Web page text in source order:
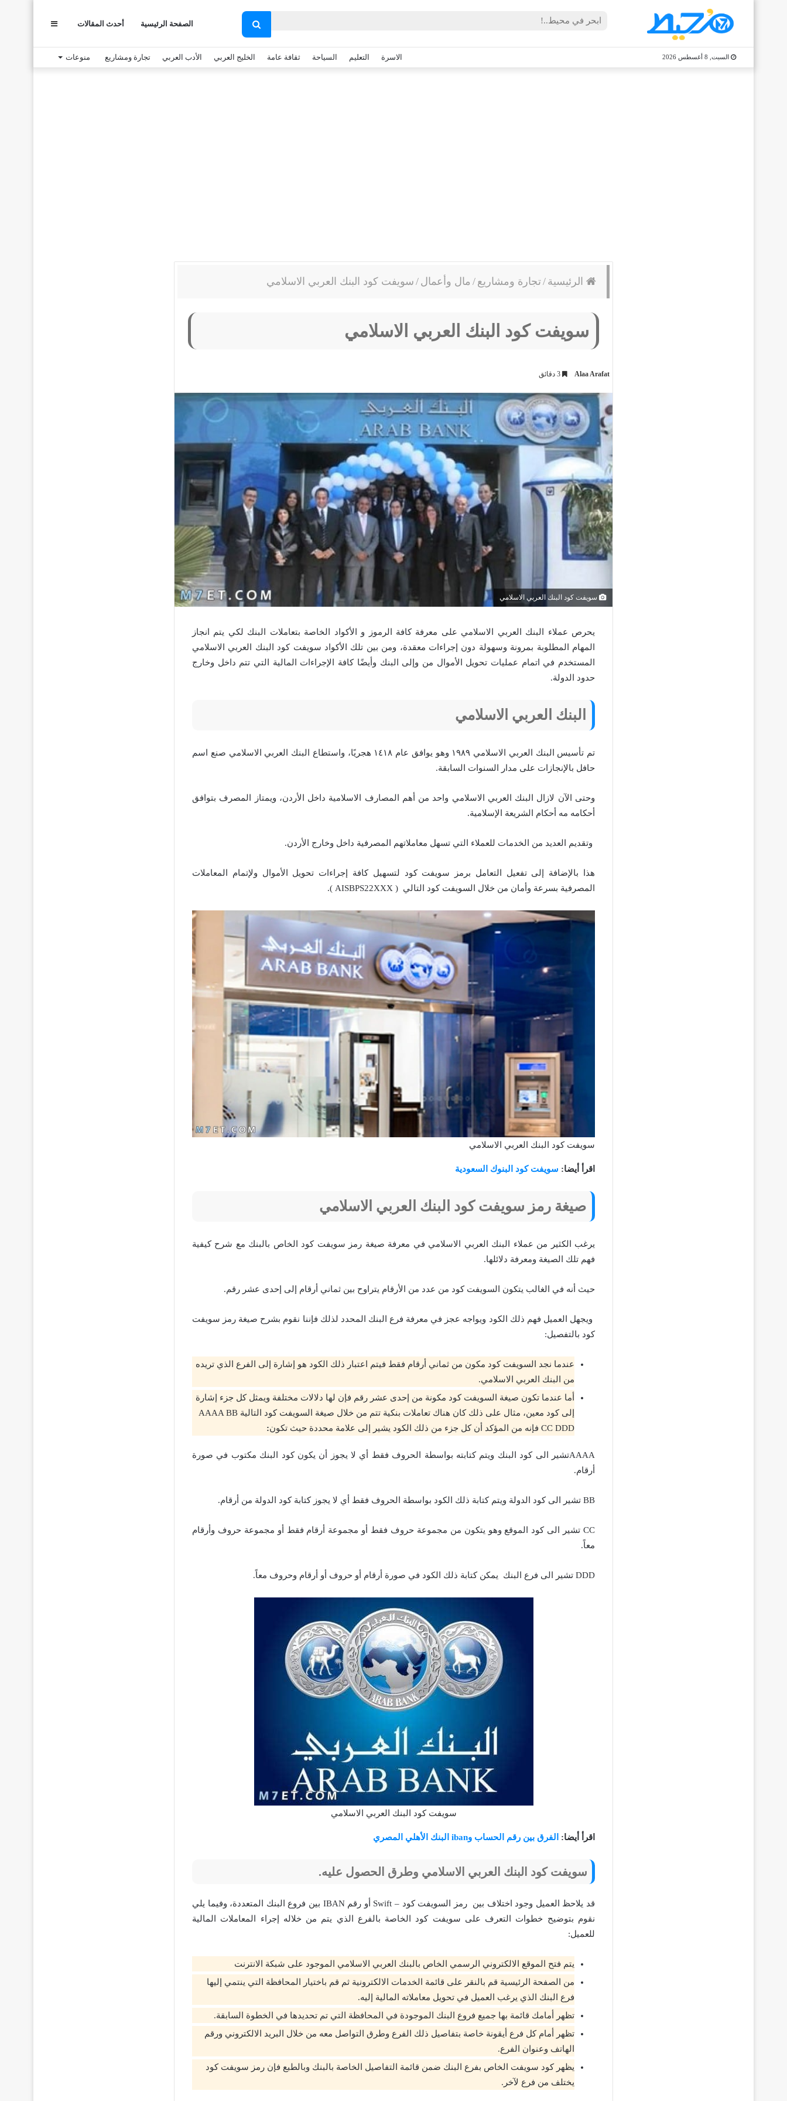
بحث
عن
الصفحة الرئيسية أحدث المقالات عمود
جانبي
السبت, 8 أغسطس 2026 الاسرة التعليم السياحة ثقافة عامة الخليج العربي الأدب العربي تجارة ومشاريع منوعات
الرئيسية /تجارة ومشاريع / مال وأعمال / سويفت كود البنك العربي الاسلامي
سويفت كود البنك العربي الاسلامي
Alaa Arafat
سويفت كود البنك العربي الاسلامي
يحرص عملاء البنك العربي الاسلامي على معرفة كافة الرموز و الأكواد الخاصة بتعاملات البنك لكي يتم انجاز
المهام المطلوبة بمرونة وسهولة دون إجراءات معقدة، ومن بين تلك الأكواد سويفت كود البنك العربي الاسلامي
المستخدم في اتمام عمليات تحويل الأموال من وإلى البنك وأيضًا كافة الإجراءات المالية التي تتم داخل وخارج
حدود الدولة.
البنك العربي الاسلامي
تم تأسيس البنك العربي الاسلامي ١٩٨٩ وهو يوافق عام ١٤١٨ هجريًا، واستطاع البنك العربي الاسلامي صنع اسم
حافل بالإنجازات على مدار السنوات السابقة.
وحتى الآن لازال البنك العربي الاسلامي واحد من أهم المصارف الاسلامية داخل الأردن، ويمتاز المصرف بتوافق
أحكامه مه أحكام الشريعة الإسلامية.
وتقديم العديد من الخدمات للعملاء التي تسهل معاملاتهم المصرفية داخل وخارج الأردن.
هذا بالإضافة إلى تفعيل التعامل برمز سويفت كود لتسهيل كافة إجراءات تحويل الأموال ولإتمام المعاملات
المصرفية بسرعة وأمان من خلال السويفت كود التالي ( AISBPS22XXX ).
سويفت كود البنك العربي الاسلامي
اقرأ أيضا: سويفت كود البنوك السعودية
صيغة رمز سويفت كود البنك العربي الاسلامي
يرغب الكثير من عملاء البنك العربي الاسلامي في معرفة صيغة رمز سويفت كود الخاص بالبنك مع شرح كيفية
فهم تلك الصيغة ومعرفة دلائلها.
حيث أنه في الغالب يتكون السويفت كود من عدد من الأرقام يتراوح بين ثماني أرقام إلى إحدى عشر رقم.
ويجهل العميل فهم ذلك الكود ويواجه عجز في معرفة فرع البنك المحدد لذلك فإننا نقوم بشرح صيغة رمز سويفت
كود بالتفصيل:
عندما نجد السويفت كود مكون من ثماني أرقام فقط فيتم اعتبار ذلك الكود هو إشارة إلى الفرع الذي تريده
من البنك العربي الاسلامي.
أما عندما تكون صيغة السويفت كود مكونة من إحدى عشر رقم فإن لها دلالات مختلفة ويمثل كل جزء إشارة
إلى كود معين، مثال على ذلك كان هناك تعاملات بنكية تتم من خلال صيغة السويفت كود التالية AAAA BB
CC DDD فإنه من المؤكد أن كل جزء من ذلك الكود يشير إلى علامة محددة حيث تكون
:
AAAAتشير الى كود البنك ويتم كتابته بواسطة الحروف فقط أي لا يجوز أن يكون كود البنك مكتوب في صورة
أرقام.
BB تشير الى كود الدولة ويتم كتابة ذلك الكود بواسطة الحروف فقط أي لا يجوز كتابة كود الدولة من أرقام.
CC تشير الى كود الموقع وهو يتكون من مجموعة حروف فقط أو مجموعة أرقام فقط أو مجموعة حروف وأرقام
معاً.
DDD تشير الى فرع البنك يمكن كتابة ذلك الكود في صورة أرقام أو حروف أو أرقام وحروف معاً.
سويفت كود البنك العربي الاسلامي
اقرأ أيضا: الفرق بين رقم الحساب وiban البنك الأهلي المصري
سويفت كود البنك العربي الاسلامي وطرق الحصول عليه.
قد يلاحظ العميل وجود اختلاف بين رمز السويفت كود – Swift أو رقم IBAN بين فروع البنك المتعددة، وفيما يلي
نقوم بتوضيح خطوات التعرف على سويفت كود الخاصة بالفرع الذي يتم من خلاله إجراء المعاملات المالية
للعميل:
يتم فتح الموقع الالكتروني الرسمي الخاص بالبنك العربي الاسلامي الموجود على شبكة الانترنت
من الصفحة الرئيسية قم بالنقر على قائمة الخدمات الالكترونية ثم قم باختيار المحافظة التي ينتمي إليها
فرع البنك الذي يرغب العميل في تحويل معاملاته المالية إليه.
تظهر أمامك قائمة بها جميع فروع البنك الموجودة في المحافظة التي تم تحديدها في الخطوة السابقة.
تظهر أمام كل فرع أيقونة خاصة بتفاصيل ذلك الفرع وطرق التواصل معه من خلال البريد الالكتروني ورقم
الهاتف وعنوان الفرع.
يظهر كود سويفت الخاص بفرع البنك ضمن قائمة التفاصيل الخاصة بالبنك وبالطبع فإن رمز سويفت كود
يختلف من فرع لآخر.